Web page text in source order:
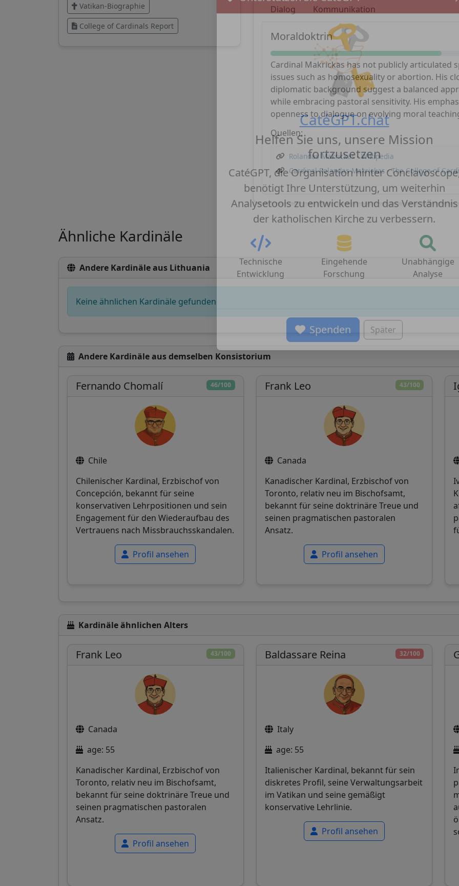
Vatikan-Biographie
College of Cardinals Report
Dialog Kommunikation
Moraldoktrin
Cardinal Makrickas has not publicly articulated
issues such as homosexuality or abortion. His
diplomatic background suggest a balanced
while embracing pastoral sensitivity. His
openness to dialogue on evolving moral
Quellen:
Rolandas Makrickas - Wikipedia
Cardinal Rolandas Makrickas - The College of
Ähnliche Kardinäle
Andere Kardinäle aus Lithuania
Keine ähnlichen Kardinäle gefunden
Andere Kardinäle aus demselben Konsistorium
46/100
Fernando Chomalí
Chile
Chilenischer Kardinal, Erzbischof von
Concepción, bekannt für seine
konservativen Lehrpositionen und sein
Engagement für den Wiederaufbau des
Vertrauens nach Missbrauchsskandalen.
Profil ansehen
43/100
Frank Leo
Canada
Kanadischer Kardinal, Erzbischof von
Toronto, relativ neu im Bischofsamt,
bekannt für seine doktrinäre Treue und
seinen pragmatischen pastoralen
Ansatz.
Profil ansehen
Kardinäle ähnlichen Alters
43/100
Frank Leo
Canada
age: 55
Kanadischer Kardinal, Erzbischof von
Toronto, relativ neu im Bischofsamt,
bekannt für seine doktrinäre Treue und
seinen pragmatischen pastoralen
Ansatz.
Profil ansehen
32/100
Baldassare Reina
Italy
age: 55
Italienischer Kardinal, bekannt für sein
diskretes Profil, seine Verwaltungsarbeit
im Vatikan und seine gemäßigt
konservative Lehrlinie.
Profil ansehen
Unterstützen Sie CatéGPT
CatéGPT.chat
Helfen Sie uns, unsere Mission
fortzusetzen
CatéGPT, die Organisation hinter
benötigt Ihre Unterstützung, um weiterhin
Analysetools zu entwickeln und das Verständnis
der katholischen Kirche zu verbessern.
Technische
Eingehende
Unabhängige
Spenden Später